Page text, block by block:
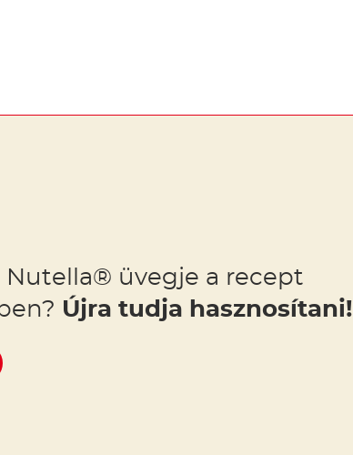
üvegje a recept
Újra tudja hasznosítani!